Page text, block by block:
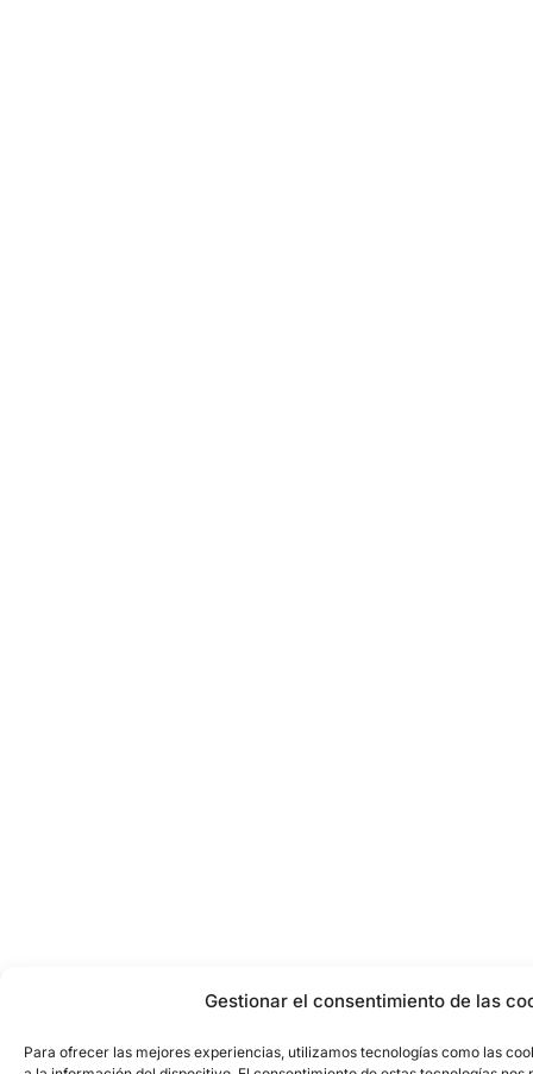
Gestionar el consentimiento de las
Para ofrecer las mejores experiencias, utilizamos tecnologías como las